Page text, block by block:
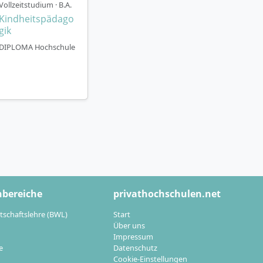
Musik,
Kunst- und
soll dich
· B.A.
Kindheitspädago
gik
DIPLOMA Hochschule
(BWL)
privathochschulen.net
Start
Über uns
Impressum
Datenschutz
Cookie-Einstellungen